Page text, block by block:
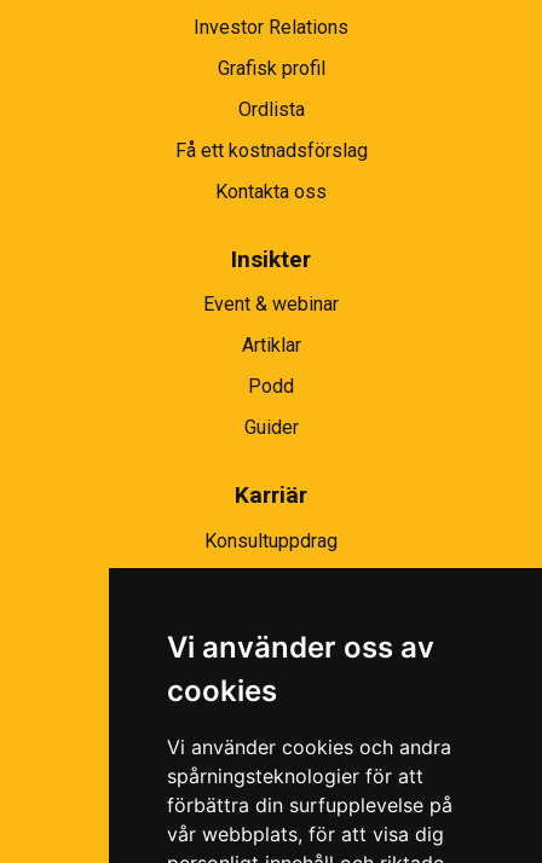
Vi använder oss av
cookies
Vi använder cookies och andra
spårningsteknologier för att
förbättra din surfupplevelse på
vår webbplats, för att visa dig
Investor Relations
Grafisk profil
Ordlista
Få ett kostnadsförslag
Kontakta oss
Insikter
Event & webinar
Artiklar
Podd
Guider
Karriär
Konsultuppdrag
Ramavtal